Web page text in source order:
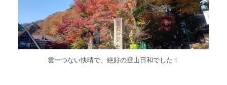
雲一つない快晴で、絶好の登山日和でした！